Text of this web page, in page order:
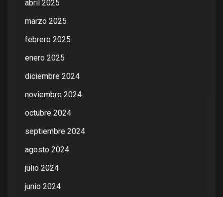
abril 2025
marzo 2025
febrero 2025
enero 2025
diciembre 2024
noviembre 2024
octubre 2024
septiembre 2024
agosto 2024
julio 2024
junio 2024